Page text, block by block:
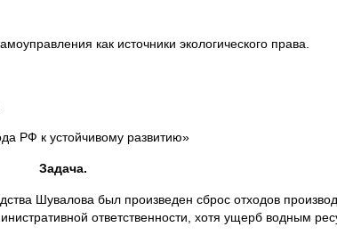
как источники экологического права.
РФ к устойчивому развитию»
Задача.
Шувалова был произведен сброс отходов
ответственности, хотя ущерб водным